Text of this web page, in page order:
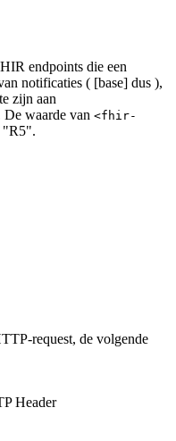
endpoints die een
notificaties ( [base] dus ),
zijn aan
waarde van <fhir-
"R5".
request, de volgende
Header